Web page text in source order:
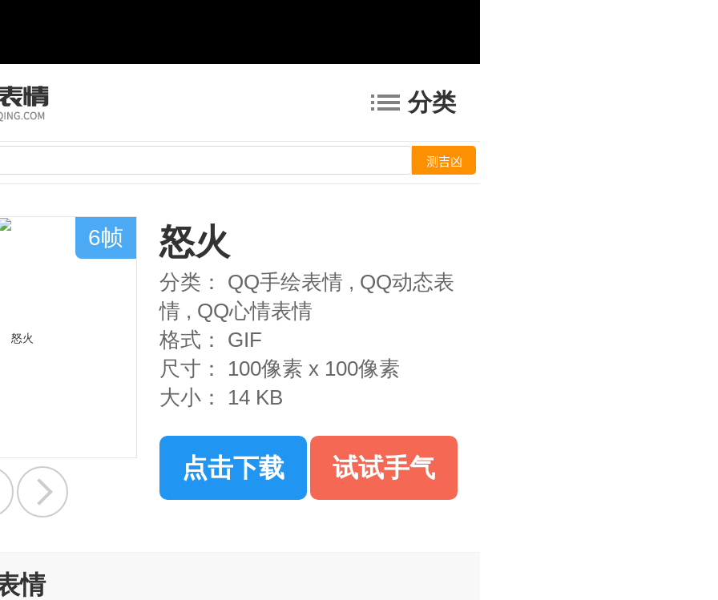
分类
6帧 怒火
分类： QQ手绘表情 , QQ动态表
情 , QQ心情表情
格式：
GIF
尺寸：
100像素 x 100像素
大小：
14 KB
点击下载 试试手气
情